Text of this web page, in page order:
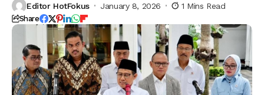
Editor HotFokus January 8, 2026 1 Mins Read
Share